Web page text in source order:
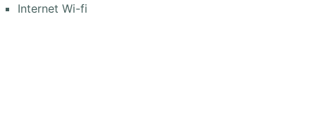
Internet Wi-fi